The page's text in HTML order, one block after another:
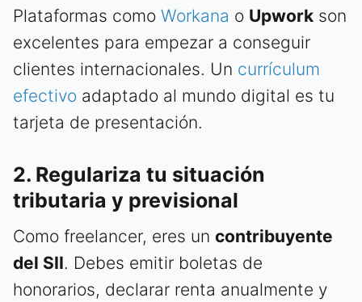
Plataformas como Workana o Upwork son
excelentes para empezar a conseguir
clientes internacionales. Un currículum
efectivo adaptado al mundo digital es tu
tarjeta de presentación.
2. Regulariza tu situación
tributaria y previsional
Como freelancer, eres un contribuyente
del SII. Debes emitir boletas de
honorarios, declarar renta anualmente y